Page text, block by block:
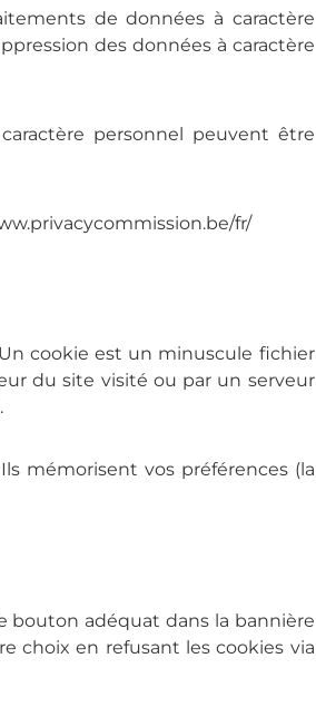
de données à caractère
des données à caractère
personnel peuvent être
fr/
cookie est un minuscule fichier
du site visité ou par un serveur
mémorisent vos préférences (la
bouton adéquat dans la bannière
choix en refusant les cookies via